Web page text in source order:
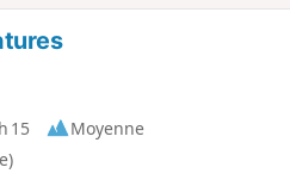
15
Moyenne